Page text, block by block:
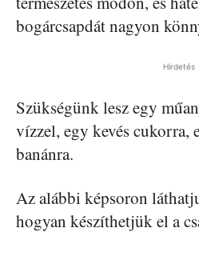
bogárcsapdát nagyon
Hirdetés
Szükségünk lesz egy
vízzel, egy kevés cukorra,
banánra.
Az alábbi képsoron
hogyan készíthetjük el a